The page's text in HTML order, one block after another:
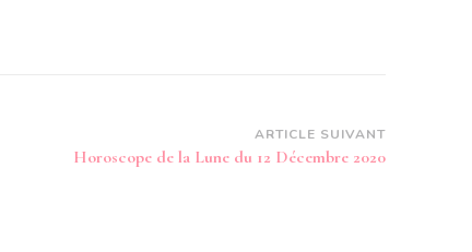
ARTICLE SUIVANT
Horoscope de la Lune du 12 Décembre 2020